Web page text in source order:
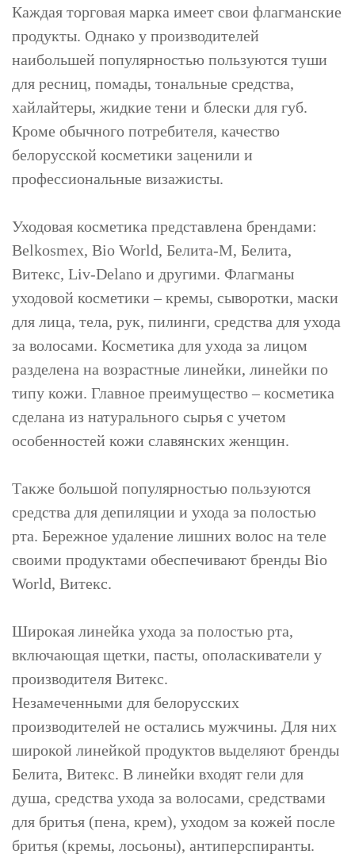
Каждая торговая марка имеет свои флагманские
продукты. Однако у производителей
наибольшей популярностью пользуются туши
для ресниц, помады, тональные средства,
хайлайтеры, жидкие тени и блески для губ.
Кроме обычного потребителя, качество
белорусской косметики заценили и
профессиональные визажисты.
Уходовая косметика представлена брендами:
Belkosmex, Bio World, Белита-М, Белита,
Витекс, Liv-Delano и другими. Флагманы
уходовой косметики – кремы, сыворотки, маски
для лица, тела, рук, пилинги, средства для ухода
за волосами. Косметика для ухода за лицом
разделена на возрастные линейки, линейки по
типу кожи. Главное преимущество – косметика
сделана из натурального сырья с учетом
особенностей кожи славянских женщин.
Также большой популярностью пользуются
средства для депиляции и ухода за полостью
рта. Бережное удаление лишних волос на теле
своими продуктами обеспечивают бренды Bio
World, Витекс.
Широкая линейка ухода за полостью рта,
включающая щетки, пасты, ополаскиватели у
производителя Витекс.
Незамеченными для белорусских
производителей не остались мужчины. Для них
широкой линейкой продуктов выделяют бренды
Белита, Витекс. В линейки входят гели для
душа, средства ухода за волосами, средствами
для бритья (пена, крем), уходом за кожей после
бритья (кремы, лосьоны), антиперспиранты.